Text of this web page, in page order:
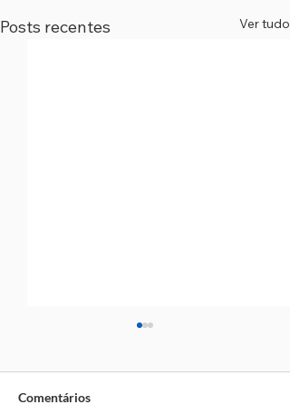
Posts recentes Ver tudo
Comentários